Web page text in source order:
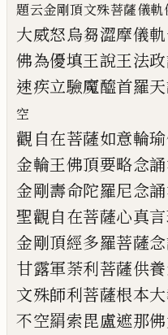
題云金剛頂文殊菩薩儀軌
大威怒烏芻澀摩儀
佛為優填王說王法
速疾立驗魔醯首羅
空
觀自在菩薩如意輪
金輪王佛頂要略念
金剛壽命陀羅尼念
聖觀自在菩薩心真
金剛頂經多羅菩薩
甘露軍荼利菩薩供
文殊師利菩薩根本
不空羂索毘盧遮那